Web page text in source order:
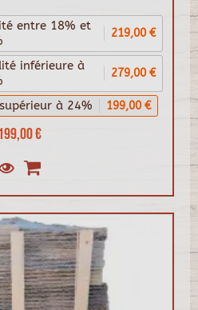
€
entre 18% et
219,00 €
inférieure à
279,00 €
à 24% 199,00 €